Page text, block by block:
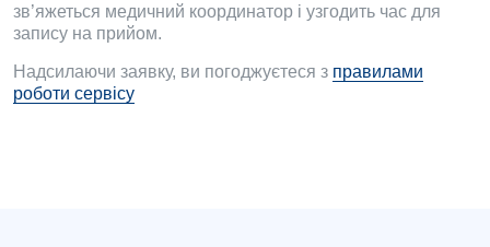
Терапевтичне відділення
Терапія
зв’яжеться медичний координатор і узгодить час для
запису на прийом.
Надсилаючи заявку, ви погоджуєтеся з правилами
роботи сервісу